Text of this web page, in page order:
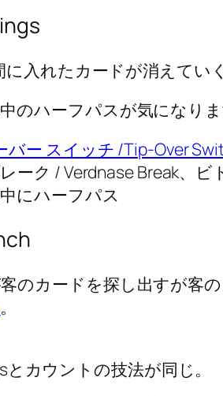
に入れたカードが消えていく
のハーフパスが気になり
バー スイッチ /Tip-Over
ーク / Verdnase Break、
にハーフパス
のカードを探し出すが客
。
カウントの技法が同じ。